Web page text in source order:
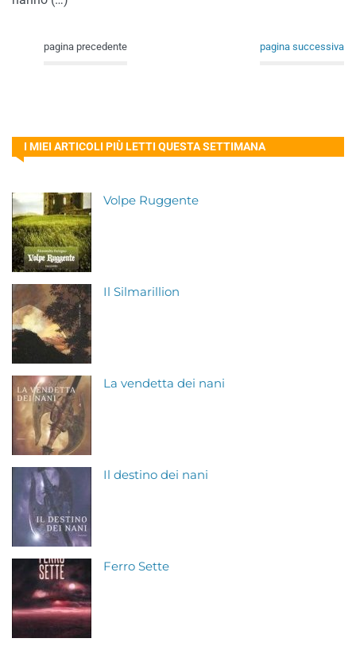
pagina precedente pagina successiva
I MIEI ARTICOLI PIÙ LETTI QUESTA SETTIMANA
Volpe Ruggente
Il Silmarillion
La vendetta dei nani
Il destino dei nani
Ferro Sette